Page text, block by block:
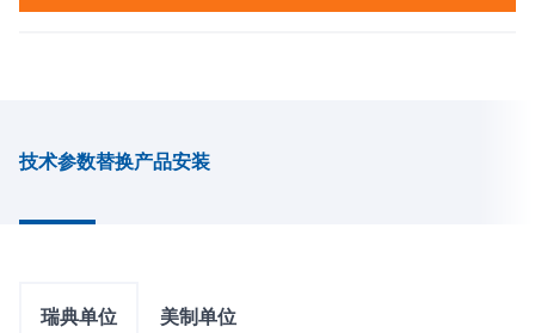
技术参数替换产品安装
瑞典单位 美制单位